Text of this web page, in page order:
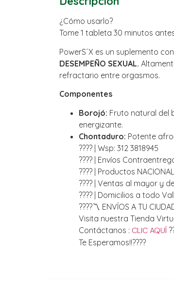
¿Cómo usarlo?
Tome 1 tableta 30 minutos
PowerS´X es un suplemento
DESEMPEÑO SEXUAL.
refractario entre orgasmos.
Componentes
Borojó: Fruto natural del
energizante.
Chontaduro: Potente
???? | Wsp: 312 3818945
???? | Envíos
???? | Productos
???? | Ventas al mayor y
???? | Domicilios a todo
????〽️ ENVÍOS A TU
Visita nuestra Tienda
Contáctanos : CLIC AQUÍ
Te Esperamos!!????